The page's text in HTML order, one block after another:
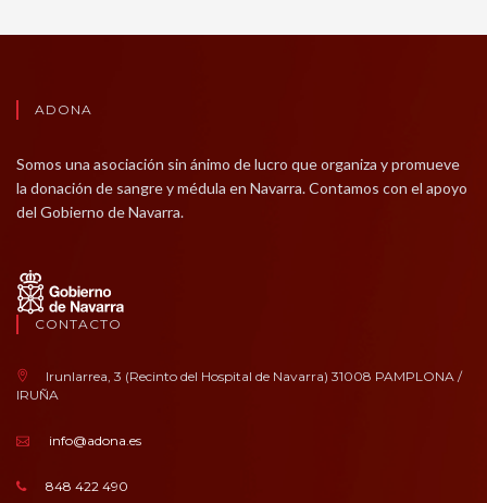
ADONA
Somos una asociación sin ánimo de lucro que organiza y promueve
la donación de sangre y médula en Navarra. Contamos con el apoyo
del Gobierno de Navarra.
CONTACTO
Irunlarrea, 3 (Recinto del Hospital de Navarra) 31008 PAMPLONA /
IRUÑA
info@adona.es
848 422 490